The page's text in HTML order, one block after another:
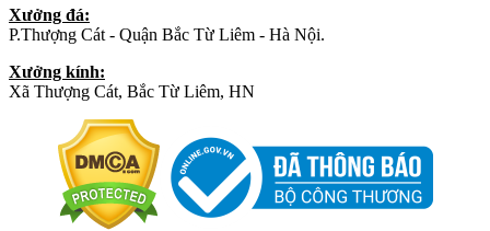
Xưởng đá:
P.Thượng Cát - Quận Bắc Từ Liêm - Hà Nội.
Xưởng kính:
Xã Thượng Cát, Bắc Từ Liêm, HN